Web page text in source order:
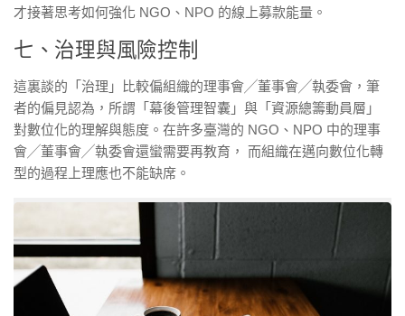
才接著思考如何強化 NGO、NPO 的線上募款能量。
七、治理與風險控制
這裏談的「治理」比較偏組織的理事會╱董事會╱執委會，筆
者的偏見認為，所謂「幕後管理智囊」與「資源總籌動員層」
對數位化的理解與態度。在許多臺灣的 NGO、NPO 中的理事
會╱董事會╱執委會還蠻需要再教育， 而組織在邁向數位化轉
型的過程上理應也不能缺席。